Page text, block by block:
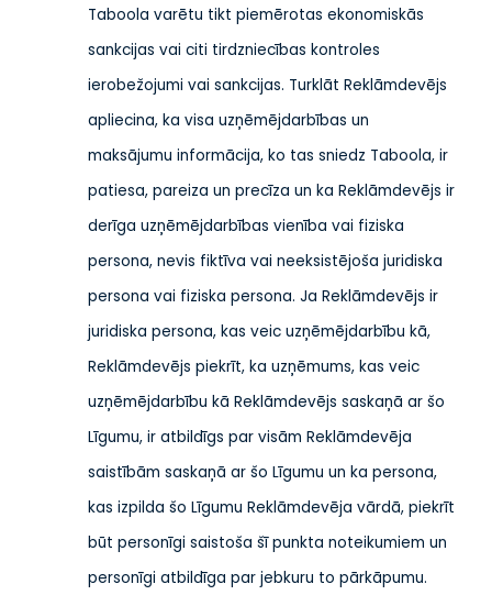
Taboola varētu tikt piemērotas ekonomiskās
sankcijas vai citi tirdzniecības kontroles
ierobežojumi vai sankcijas. Turklāt Reklāmdevējs
apliecina, ka visa uzņēmējdarbības un
maksājumu informācija, ko tas sniedz Taboola, ir
patiesa, pareiza un precīza un ka Reklāmdevējs ir
derīga uzņēmējdarbības vienība vai fiziska
persona, nevis fiktīva vai neeksistējoša juridiska
persona vai fiziska persona. Ja Reklāmdevējs ir
juridiska persona, kas veic uzņēmējdarbību kā,
Reklāmdevējs piekrīt, ka uzņēmums, kas veic
uzņēmējdarbību kā Reklāmdevējs saskaņā ar šo
Līgumu, ir atbildīgs par visām Reklāmdevēja
saistībām saskaņā ar šo Līgumu un ka persona,
kas izpilda šo Līgumu Reklāmdevēja vārdā, piekrīt
būt personīgi saistoša šī punkta noteikumiem un
personīgi atbildīga par jebkuru to pārkāpumu.